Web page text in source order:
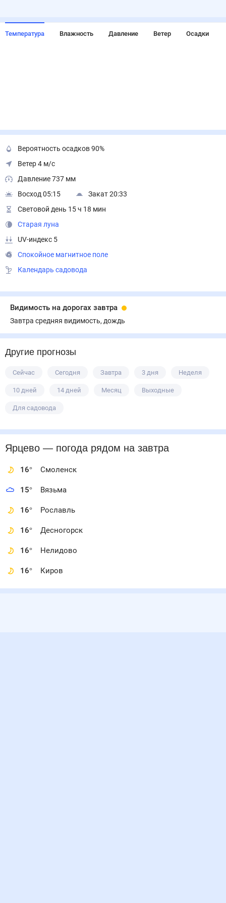
Температура Влажность Давление Ветер Осадки
Вероятность осадков 90%
Ветер 4 м/с
Давление 737 мм
Восход 05:15
Закат 20:33
Световой день 15 ч 18 мин
Старая луна
UV-индекс 5
Спокойное магнитное поле
Календарь садовода
Видимость на дорогах завтра
Завтра средняя видимость, дождь
Другие прогнозы
Сейчас Сегодня Завтра 3 дня Неделя
10 дней 14 дней Месяц Выходные
Для садовода
Ярцево — погода рядомна завтра
16° Смоленск
15° Вязьма
16° Рославль
16° Десногорск
16° Нелидово
16° Киров